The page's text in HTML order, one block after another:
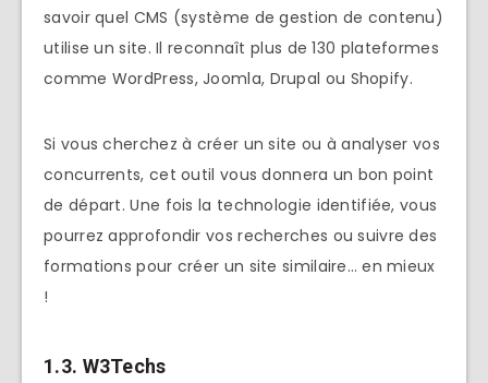
savoir quel CMS (système de gestion de contenu)
utilise un site. Il reconnaît plus de 130 plateformes
comme WordPress, Joomla, Drupal ou Shopify.
Si vous cherchez à créer un site ou à analyser vos
concurrents, cet outil vous donnera un bon point
de départ. Une fois la technologie identifiée, vous
pourrez approfondir vos recherches ou suivre des
formations pour créer un site similaire… en mieux
!
1.3. W3Techs